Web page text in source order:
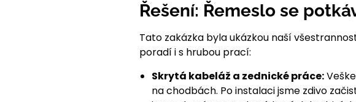
Řešení: Řemeslo se
Tato zakázka byla ukázkou naší
poradí i s hrubou prací:
Skrytá kabeláž a zednické práce:
na chodbách. Po instalaci jsme zdivo